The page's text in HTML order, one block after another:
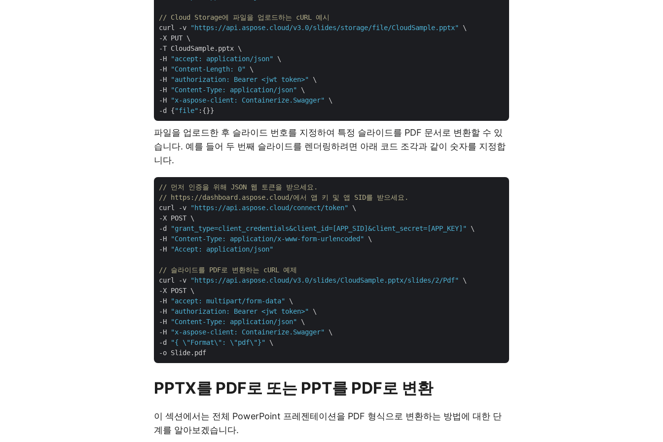
// Cloud Storage에 파일을 업로드하는 cURL 예시
curl -v
"https://api.aspose.cloud/v3.0/slides/storage/file/CloudSample.pptx"
\
-X PUT \
-T CloudSample.pptx \
-H
"accept: application/json"
\
-H
"Content-Length: 0"
\
-H
"authorization: Bearer <jwt token>"
\
-H
"Content-Type: application/json"
\
-H
"x-aspose-client: Containerize.Swagger"
\
-d {"file"
파일을 업로드한 후 슬라이드 번호를 지정하여 특정 슬라이드를 PDF 문서로 변환할 수 있
습니다. 예를 들어 두 번째 슬라이드를 렌더링하려면 아래 코드 조각과 같이 숫자를 지정합
니다.
// 먼저 인증을 위해 JSON 웹 토큰을 받으세요.
// https://dashboard.aspose.cloud/에서 앱 키 및 앱 SID를 받으세요.
curl -v
"https://api.aspose.cloud/connect/token"
\
-X POST \
-d
"grant_type=client_credentials&client_id=[APP_SID]&client_secret=[APP_KEY]"
\
-H
"Content-Type: application/x-www-form-urlencoded"
\
-H
"Accept: application/json"
// 슬라이드를 PDF로 변환하는 cURL 예제
curl -v
"https://api.aspose.cloud/v3.0/slides/CloudSample.pptx/slides/2/Pdf"
\
-X POST \
-H
"accept: multipart/form-data"
\
-H
"authorization: Bearer <jwt token>"
\
-H
"Content-Type: application/json"
\
-H
"x-aspose-client: Containerize.Swagger"
\
-d
"{ \"Format\": \"pdf\"}"
\
PPTX를 PDF로 또는 PPT를 PDF로 변환
이 섹션에서는 전체 PowerPoint 프레젠테이션을 PDF 형식으로 변환하는 방법에 대한 단
계를 알아보겠습니다.